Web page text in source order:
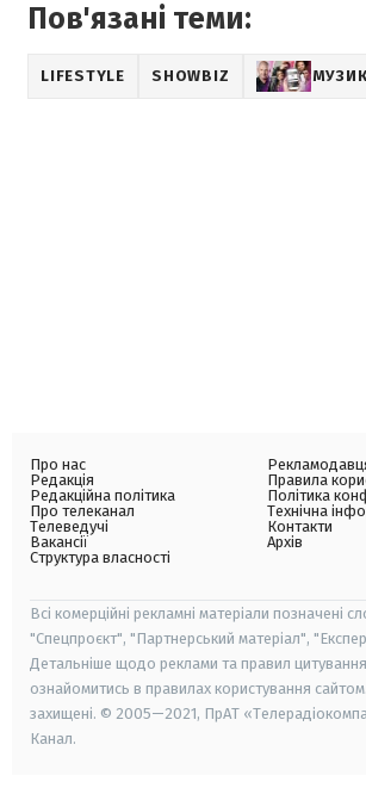
Пов'язані теми:
LIFESTYLE SHOWBIZ
Про нас
Редакція
Редакційна політика
Про телеканал
Телеведучі
Вакансії
Структура власності
Правила
Політика
Технічна
Контакти
Архів
Всі комерційні рекламні матеріали позначені
"Спецпроєкт", "Партнерський матеріал",
Детальніше щодо реклами та правил
ознайомитись в правилах користування
захищені. © 2005—2021, ПрАТ
Канал.